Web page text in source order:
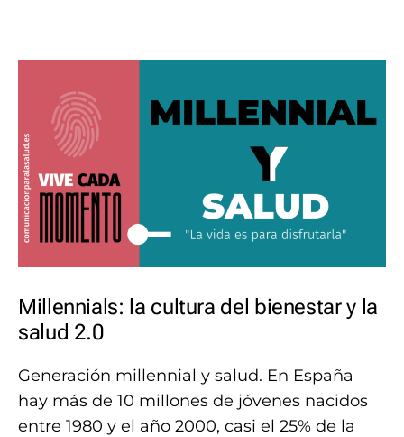
Power
Millennials: la cultura del bienestar y la
salud 2.0
Generación millennial y salud. En España
hay más de 10 millones de jóvenes nacidos
entre 1980 y el año 2000, casi el 25% de la